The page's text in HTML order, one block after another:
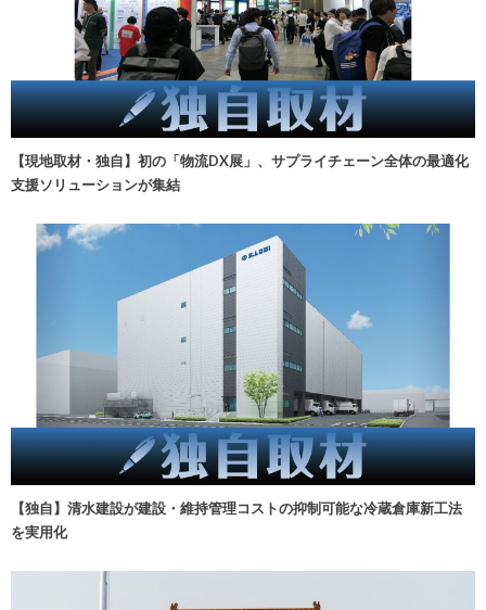
【現地取材・独自】初の「物流DX展」、サプライチェーン全体の最適化
支援ソリューションが集結
【独自】清水建設が建設・維持管理コストの抑制可能な冷蔵倉庫新工法
を実用化